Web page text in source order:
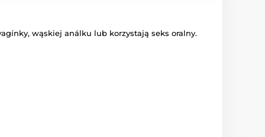
, wąskiej análku lub korzystają seks oralny.